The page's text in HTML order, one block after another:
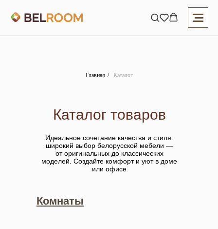
Главная / Каталог
Каталог товаров
Комнаты
Идеальное сочетание качества и стиля:
широкий выбор белорусской мебели —
от оригинальных до классических
моделей. Создайте комфорт и уют в доме
или офисе